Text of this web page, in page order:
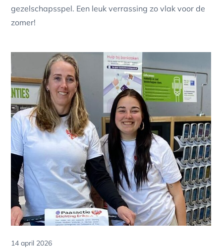
gezelschapsspel. Een leuk verrassing zo vlak voor de
zomer!
Posted
14 april 2026